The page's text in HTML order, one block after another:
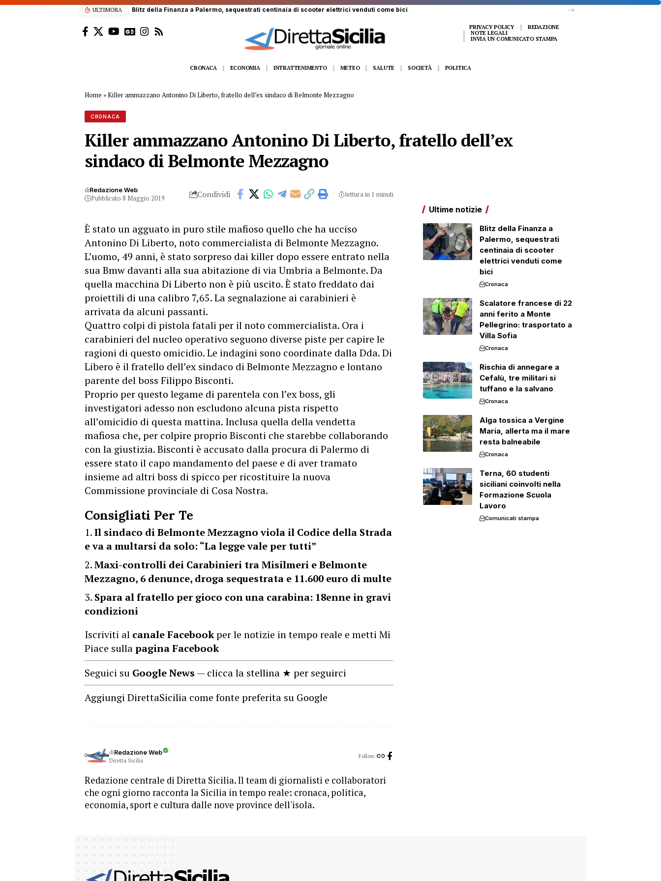
ULTIMORA Blitz della Finanza a Palermo, sequestrati centinaia di scooter elettrici venduti come bici
PRIVACY POLICY
REDAZIONE
NOTE LEGALI
INVIA UN COMUNICATO STAMPA
CRONACA ECONOMIA INTRATTENIMENTO METEO SALUTE SOCIETÀ POLITICA
Home »Killer ammazzano Antonino Di Liberto, fratello dell’ex sindaco di Belmonte Mezzagno
CRONACA
Killer ammazzano Antonino Di Liberto, fratello dell’ex
sindaco di Belmonte Mezzagno
diRedazione Web
Pubblicato 8 Maggio 2019 Condividi lettura in 1 minuti
È stato un agguato in puro stile mafioso quello che ha ucciso
Antonino Di Liberto, noto commercialista di Belmonte Mezzagno.
L’uomo, 49 anni, è stato sorpreso dai killer dopo essere entrato nella
sua Bmw davanti alla sua abitazione di via Umbria a Belmonte. Da
quella macchina Di Liberto non è più uscito. È stato freddato dai
proiettili di una calibro 7,65. La segnalazione ai carabinieri è
arrivata da alcuni passanti.
Quattro colpi di pistola fatali per il noto commercialista. Ora i
carabinieri del nucleo operativo seguono diverse piste per capire le
ragioni di questo omicidio. Le indagini sono coordinate dalla Dda. Di
Libero è il fratello dell’ex sindaco di Belmonte Mezzagno e lontano
parente del boss Filippo Bisconti.
Proprio per questo legame di parentela con l’ex boss, gli
investigatori adesso non escludono alcuna pista rispetto
all’omicidio di questa mattina. Inclusa quella della vendetta
mafiosa che, per colpire proprio Bisconti che starebbe collaborando
con la giustizia. Bisconti è accusato dalla procura di Palermo di
essere stato il capo mandamento del paese e di aver tramato
insieme ad altri boss di spicco per ricostituire la nuova
Commissione provinciale di Cosa Nostra.
Consigliati Per Te
Il sindaco di Belmonte Mezzagno viola il Codice della Strada
e va a multarsi da solo: “La legge vale per tutti”
Maxi-controlli dei Carabinieri tra Misilmeri e Belmonte
Mezzagno, 6 denunce, droga sequestrata e 11.600 euro di multe
Spara al fratello per gioco con una carabina: 18enne in gravi
condizioni
Iscriviti al canale Facebookper le notizie in tempo reale e metti Mi
Piace sullapagina Facebook
Seguici su Google News — clicca la stellina ★ per seguirci
Aggiungi DirettaSicilia come fonte preferita su Google
diRedazione Web
Diretta Sicilia
Follow:
Redazione centrale di Diretta Sicilia. Il team di giornalisti e collaboratori
che ogni giorno racconta la Sicilia in tempo reale: cronaca, politica,
economia, sport e cultura dalle nove province dell'isola.
Ultime notizie
Blitz della Finanza a
Palermo, sequestrati
centinaia di scooter
elettrici venduti come
bici
Cronaca
Scalatore francese di 22
anni ferito a Monte
Pellegrino: trasportato a
Villa Sofia
Cronaca
Rischia di annegare a
Cefalù, tre militari si
tuffano e la salvano
Cronaca
Alga tossica a Vergine
Maria, allerta ma il mare
resta balneabile
Cronaca
Terna, 60 studenti
siciliani coinvolti nella
Formazione Scuola
Lavoro
Comunicati stampa